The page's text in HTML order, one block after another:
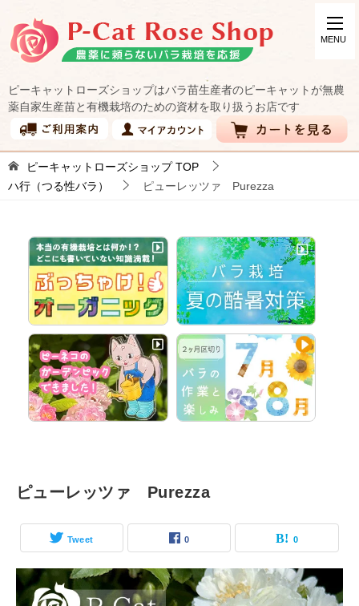
ピーキャットローズショップはバラ苗生産者のピーキャットが無農
薬自家生産苗と有機栽培のための資材を取り扱うお店です
ピーキャットローズショップTOP
ハ行（つる性バラ）
ピューレッツァ Purezza
ピューレッツァ Purezza
Tweet 0 0